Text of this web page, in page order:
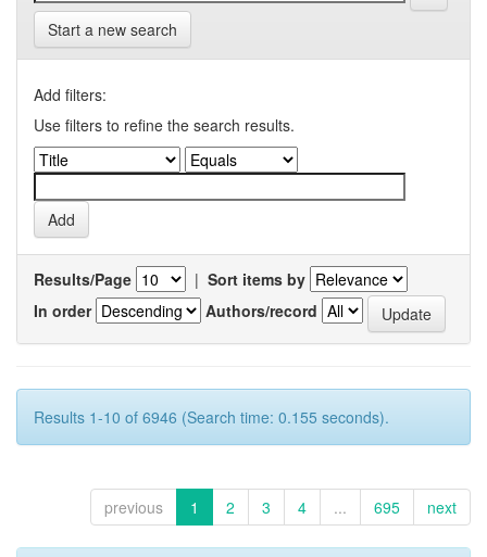
Start a new search
Add filters:
Use filters to refine the search results.
Results/Page | Sort items by
In order
Authors/record
Results 1-10 of 6946 (Search time: 0.155 seconds).
previous 1 2 3 4 ... 695 next